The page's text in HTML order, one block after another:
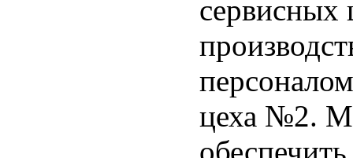
сервисных
цеха №2.